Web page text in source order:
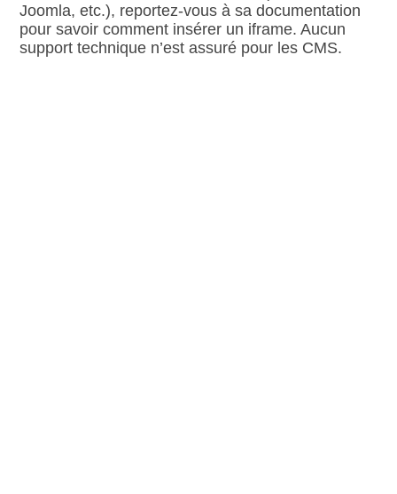
Joomla, etc.), reportez‑vous à sa documentation
pour savoir comment insérer un iframe. Aucun
support technique n’est assuré pour les CMS.